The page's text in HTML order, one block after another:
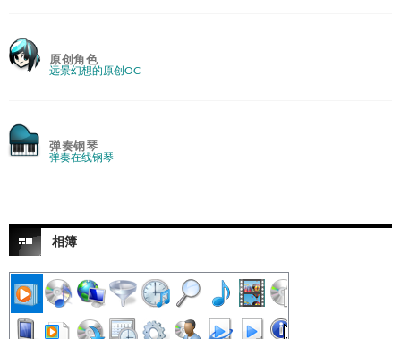
原创角色
远景幻想的原创OC
弹奏钢琴
弹奏在线钢琴
相簿